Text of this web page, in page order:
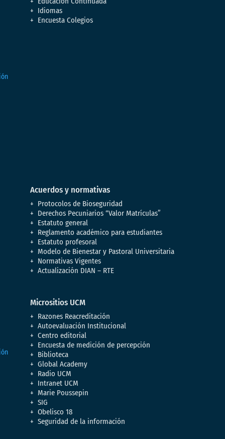
Idiomas
Encuesta Colegios
Acuerdos y normativas
Protocolos de Bioseguridad
Derechos Pecuniarios “Valor Matrículas”
Estatuto general
Reglamento académico para estudiantes
Estatuto profesoral
Modelo de Bienestar y Pastoral Universitaria
Normativas Vigentes
Actualización DIAN – RTE
Micrositios UCM
Razones Reacreditación
Autoevaluación Institucional
Centro editorial
Encuesta de medición de percepción
Biblioteca
Global Academy
Radio UCM
Intranet UCM
Marie Poussepin
SIG
Obelisco 18
Seguridad de la información